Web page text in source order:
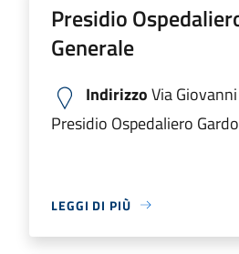
Presidio
Generale
IndirizzoVia
Presidio Ospedaliero
LEGGI DI PIÙ